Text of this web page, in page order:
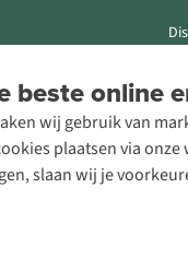
beste online
wij gebruik van
plaatsen via
slaan wij je